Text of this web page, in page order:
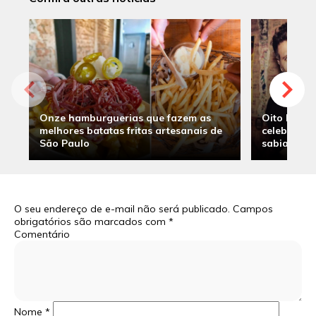
Onze hamburguerias que fazem as
melhores batatas fritas artesanais de
São Paulo
Oito
sabia
O seu endereço de e-mail não será publicado. Campos
obrigatórios são marcados com *
Comentário
Nome *